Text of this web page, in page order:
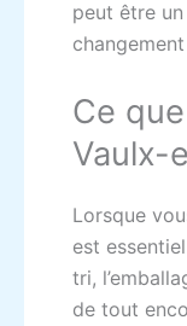
peut être
Ce
Vaulx-
Lorsque
est
tri,
de tout